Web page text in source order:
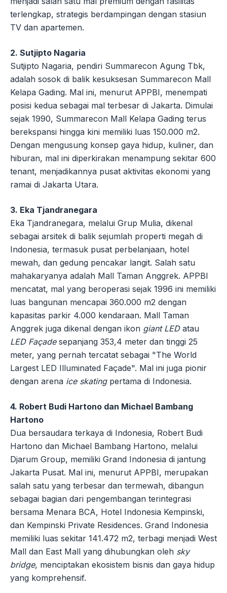
terlengkap, strategis berdampingan dengan stasiun
TV dan apartemen.
2. Sutjipto Nagaria
Sutjipto Nagaria, pendiri Summarecon Agung Tbk,
adalah sosok di balik kesuksesan Summarecon Mall
Kelapa Gading. Mal ini, menurut APPBI, menempati
posisi kedua sebagai mal terbesar di Jakarta. Dimulai
sejak 1990, Summarecon Mall Kelapa Gading terus
berekspansi hingga kini memiliki luas 150.000 m2.
Dengan mengusung konsep gaya hidup, kuliner, dan
hiburan, mal ini diperkirakan menampung sekitar 600
tenant, menjadikannya pusat aktivitas ekonomi yang
ramai di Jakarta Utara.
3. Eka Tjandranegara
Eka Tjandranegara, melalui Grup Mulia, dikenal
sebagai arsitek di balik sejumlah properti megah di
Indonesia, termasuk pusat perbelanjaan, hotel
mewah, dan gedung pencakar langit. Salah satu
mahakaryanya adalah Mall Taman Anggrek. APPBI
mencatat, mal yang beroperasi sejak 1996 ini memiliki
luas bangunan mencapai 360.000 m2 dengan
kapasitas parkir 4.000 kendaraan. Mall Taman
Anggrek juga dikenal dengan ikon giant LEDatau
LED Façadesepanjang 353,4 meter dan tinggi 25
meter, yang pernah tercatat sebagai "The World
Largest LED Illuminated Façade". Mal ini juga pionir
dengan arena ice skatingpertama di Indonesia.
4. Robert Budi Hartono dan Michael Bambang
Hartono
Dua bersaudara terkaya di Indonesia, Robert Budi
Hartono dan Michael Bambang Hartono, melalui
Djarum Group, memiliki Grand Indonesia di jantung
Jakarta Pusat. Mal ini, menurut APPBI, merupakan
salah satu yang terbesar dan termewah, dibangun
sebagai bagian dari pengembangan terintegrasi
bersama Menara BCA, Hotel Indonesia Kempinski,
dan Kempinski Private Residences. Grand Indonesia
memiliki luas sekitar 141.472 m2, terbagi menjadi West
Mall dan East Mall yang dihubungkan oleh sky
bridge, menciptakan ekosistem bisnis dan gaya hidup
yang komprehensif.